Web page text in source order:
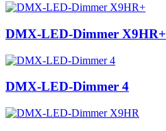
DMX-LED-Dimmer X9HR+
DMX-LED-Dimmer 4